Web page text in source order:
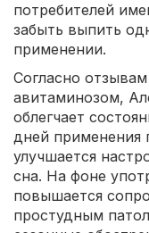
потребителей
забыть выпить
применении.
Согласно
авитаминозом,
облегчает
дней применения
улучшается
сна. На фоне
повышается
простудным